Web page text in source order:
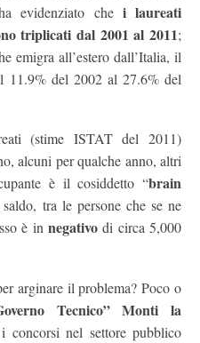
evidenziato che i laureati
triplicati dal 2001 al 2011;
emigra all’estero dall’Italia, il
11.9% del 2002 al 27.6% del
(stime ISTAT del 2011)
alcuni per qualche anno, altri
è il cosiddetto “brain
tra le persone che se ne
è in negativodi circa 5,000
arginare il problema? Poco o
Tecnico” Monti la
concorsi nel settore pubblico